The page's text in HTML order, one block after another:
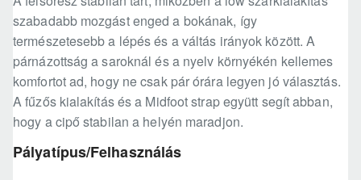
szabadabb mozgást enged a bokának, így
természetesebb a lépés és a váltás irányok között. A
párnázottság a saroknál és a nyelv környékén kellemes
komfortot ad, hogy ne csak pár órára legyen jó választás.
A fűzős kialakítás és a Midfoot strap együtt segít abban,
hogy a cipő stabilan a helyén maradjon.
Pályatípus/Felhasználás